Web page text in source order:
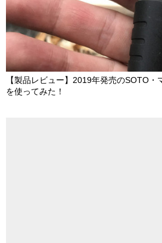
【製品レビュー】2019年発売のSOTO
を使ってみた！